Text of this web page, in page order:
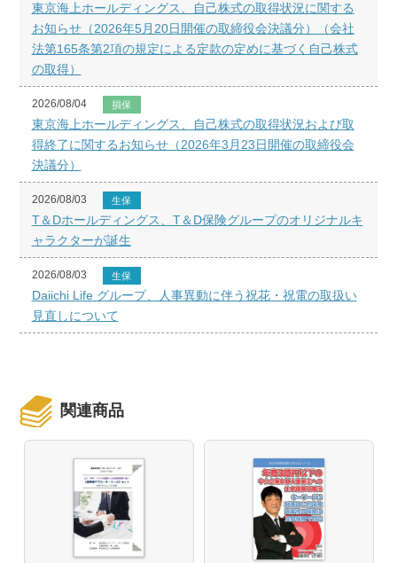
東京海上ホールディングス、自己株式の取得状況に関する
お知らせ（2026年5月20日開催の取締役会決議分）（会社
法第165条第2項の規定による定款の定めに基づく自己株式
の取得）
2026/08/04 損保
東京海上ホールディングス、自己株式の取得状況および取
得終了に関するお知らせ（2026年3月23日開催の取締役会
決議分）
2026/08/03 生保
T＆Dホールディングス、T＆D保険グループのオリジナルキ
ャラクターが誕生
2026/08/03 生保
Daiichi Life グループ、人事異動に伴う祝花・祝電の取扱い
見直しについて
関連商品